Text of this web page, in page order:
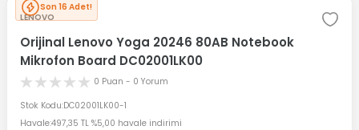
Son 16 Adet!
LENOVO
Orijinal Lenovo Yoga 20246 80AB Notebook
Mikrofon Board DC02001LK00
0 Puan - 0 Yorum
Stok Kodu DC02001LK00-1
Havale497,35 TL %5,00 havale indirimi